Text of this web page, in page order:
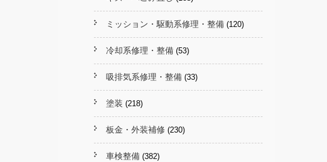
ミッション・駆動系修理・整備 (120)
冷却系修理・整備 (53)
吸排気系修理・整備 (33)
塗装 (218)
板金・外装補修 (230)
車検整備 (382)